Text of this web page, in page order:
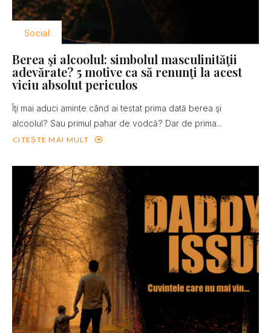
Social
Berea şi alcoolul: simbolul masculinităţii
adevărate? 5 motive ca să renunţi la acest
viciu absolut periculos
Îţi mai aduci aminte când ai testat prima dată berea şi
alcoolul? Sau primul pahar de vodcă? Dar de prima...
CITEȘTE MAI MULT